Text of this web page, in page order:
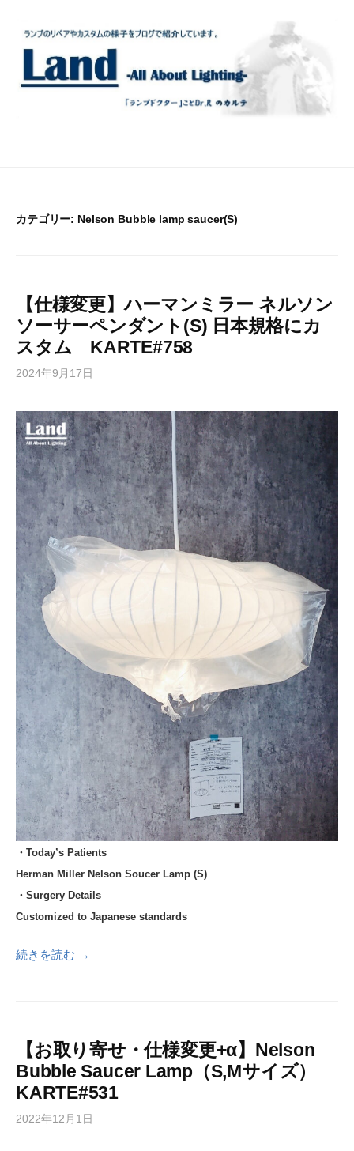
カテゴリー: Nelson Bubble lamp saucer(S)
【仕様変更】ハーマンミラー ネルソン
ソーサーペンダント(S) 日本規格にカ
スタム KARTE#758
2024年9月17日
・Today’s Patients
Herman Miller Nelson Soucer Lamp (S)
・Surgery Details
Customized to Japanese standards
続きを読む →
【お取り寄せ・仕様変更+α】Nelson
Bubble Saucer Lamp（S,Mサイズ）
KARTE#531
2022年12月1日